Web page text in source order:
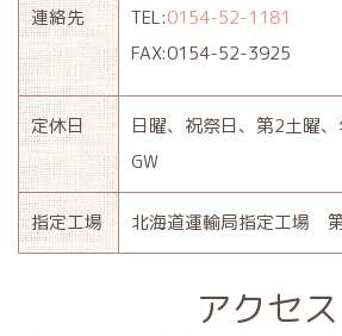
連絡先 TEL:0154-52-1181
FAX:0154-52-3925
定休日
日曜、祝祭日、第2土曜、
GW
指定工場 北海道運輸局指定工場
アクセス